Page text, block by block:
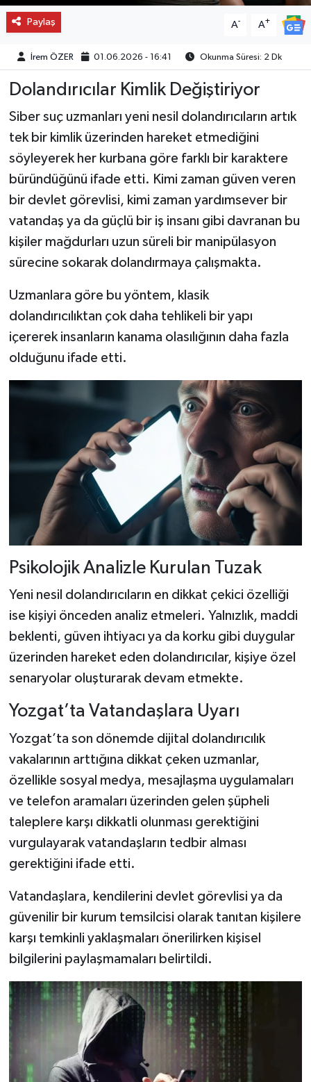
Paylaş A- A+
İrem ÖZER 01.06.2026 - 16:41 Okunma Süresi: 2 Dk
Dolandırıcılar Kimlik Değiştiriyor
Siber suç uzmanları yeni nesil dolandırıcıların artık
tek bir kimlik üzerinden hareket etmediğini
söyleyerek her kurbana göre farklı bir karaktere
büründüğünü ifade etti. Kimi zaman güven veren
bir devlet görevlisi, kimi zaman yardımsever bir
vatandaş ya da güçlü bir iş insanı gibi davranan bu
kişiler mağdurları uzun süreli bir manipülasyon
sürecine sokarak dolandırmaya çalışmakta.
Uzmanlara göre bu yöntem, klasik
dolandırıcılıktan çok daha tehlikeli bir yapı
içererek insanların kanama olasılığının daha fazla
olduğunu ifade etti.
Psikolojik Analizle Kurulan Tuzak
Yeni nesil dolandırıcıların en dikkat çekici özelliği
ise kişiyi önceden analiz etmeleri. Yalnızlık, maddi
beklenti, güven ihtiyacı ya da korku gibi duygular
üzerinden hareket eden dolandırıcılar, kişiye özel
senaryolar oluşturarak devam etmekte.
Yozgat’ta Vatandaşlara Uyarı
Yozgat’ta son dönemde dijital dolandırıcılık
vakalarının arttığına dikkat çeken uzmanlar,
özellikle sosyal medya, mesajlaşma uygulamaları
ve telefon aramaları üzerinden gelen şüpheli
taleplere karşı dikkatli olunması gerektiğini
vurgulayarak vatandaşların tedbir alması
gerektiğini ifade etti.
Vatandaşlara, kendilerini devlet görevlisi ya da
güvenilir bir kurum temsilcisi olarak tanıtan kişilere
karşı temkinli yaklaşmaları önerilirken kişisel
bilgilerini paylaşmamaları belirtildi.